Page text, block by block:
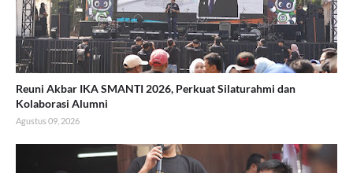
Reuni Akbar IKA SMANTI 2026, Perkuat Silaturahmi dan
Kolaborasi Alumni
Agustus 09, 2026